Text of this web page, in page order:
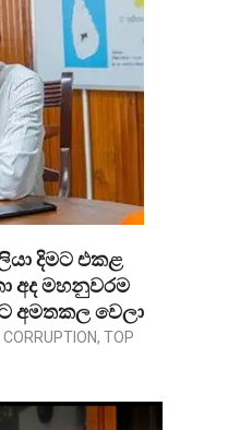
දිමට එකළ
අද මහනුවරම
අමතකල වෙලා
CORRUPTION, TOP